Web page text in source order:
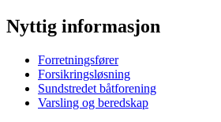
Nyttig informasjon
Forretningsfører
Forsikringsløsning
Sundstredet båtforening
Varsling og beredskap